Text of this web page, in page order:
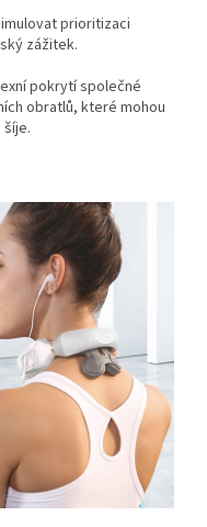
prioritizaci
zážitek.
pokrytí společné
obratlů, které mohou